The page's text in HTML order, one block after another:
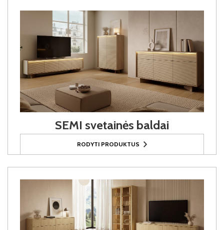
SEMI svetainės baldai
RODYTI PRODUKTUS